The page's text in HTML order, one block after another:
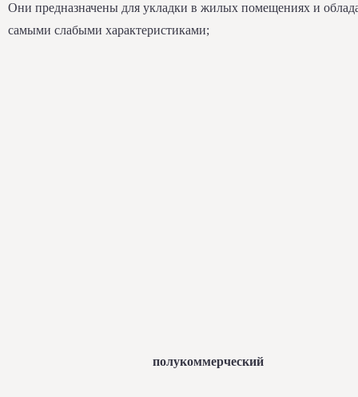
Они предназначены для укладки в жилых помещениях и
самыми слабыми характеристиками;
полукоммерческий